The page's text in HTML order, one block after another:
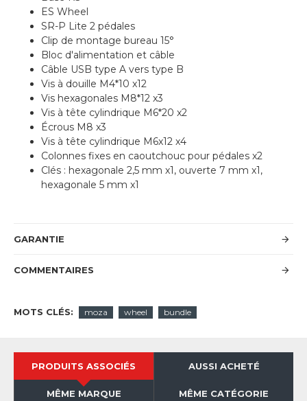
ES Wheel
SR-P Lite 2 pédales
Clip de montage bureau 15°
Bloc d'alimentation et câble
Câble USB type A vers type B
Vis à douille M4*10 x12
Vis hexagonales M8*12 x3
Vis à tête cylindrique M6*20 x2
Écrous M8 x3
Vis à tête cylindrique M6x12 x4
Colonnes fixes en caoutchouc pour pédales x2
Clés : hexagonale 2,5 mm x1, ouverte 7 mm x1,
hexagonale 5 mm x1
GARANTIE
COMMENTAIRES
MOTS CLÉS: moza wheel bundle
PRODUITS ASSOCIÉS AUSSI ACHETÉ
MÊME MARQUE MÊME CATÉGORIE